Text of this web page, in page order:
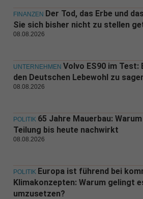
FINANZEN Der Tod, das Erbe und
Sie sich bisher nicht zu stellen
08.08.2026
UNTERNEHMEN Volvo ES90 im Test:
den Deutschen Lebewohl zu
08.08.2026
POLITIK 65 Jahre Mauerbau:
Teilung bis heute nachwirkt
08.08.2026
POLITIK Europa ist führend bei
Klimakonzepten: Warum gelingt
umzusetzen?